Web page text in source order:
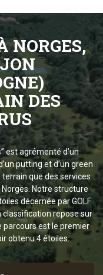
NORGES,
DES
est agrémenté d’un
putting et d’un green
terrain que des services
Notre structure
décernée par GOLF
classification repose sur
parcours est le premier
obtenu 4 étoiles.